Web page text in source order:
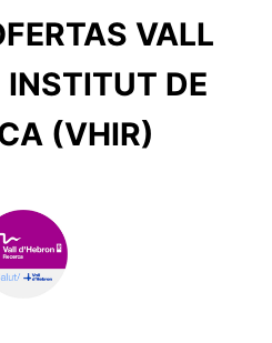
VALL
INSTITUT DE
(VHIR)